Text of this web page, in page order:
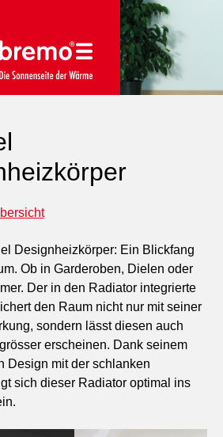
Designheizkörper: Ein Blickfang
Ob in Garderoben, Dielen oder
Der in den Radiator integrierte
den Raum nicht nur mit seiner
sondern lässt diesen auch
erscheinen. Dank seinem
Design mit der schlanken
sich dieser Radiator optimal ins